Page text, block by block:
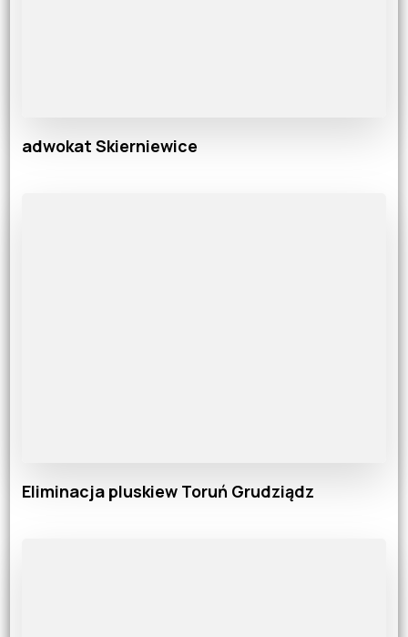
adwokat Skierniewice
Eliminacja pluskiew Toruń Grudziądz